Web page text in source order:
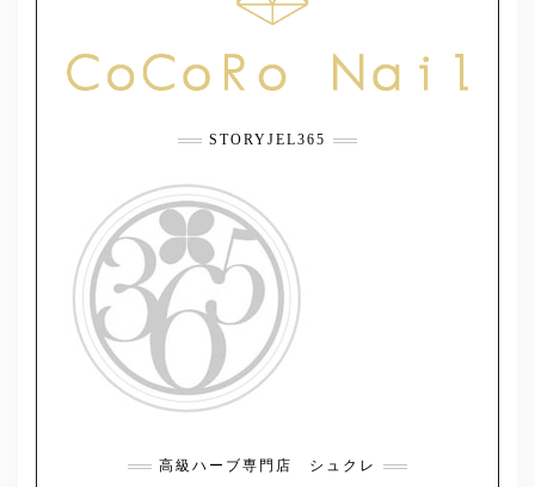
STORYJEL365
高級ハーブ専門店 シュクレ